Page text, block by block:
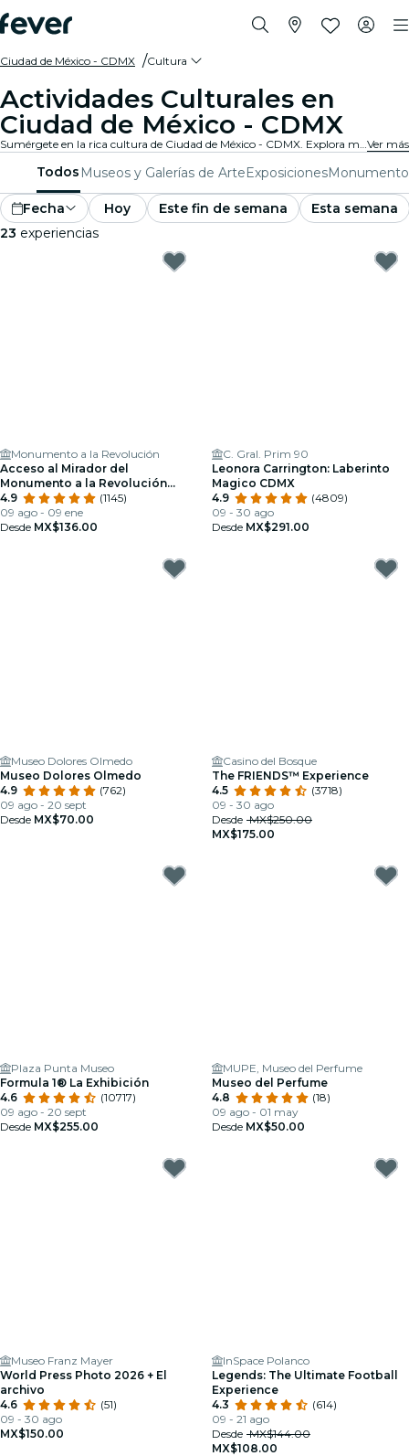
Ciudad de México - CDMX Cultura
Actividades Culturales en
Ciudad de México - CDMX
Sumérgete en la rica cultura de Ciudad de México - CDMX. Explora museos, asiste a exposiciones y participa en eventos culturales que expanden tus horizontes.Ver más
Todos Museos y Galerías de ArteExposiciones
Fecha Hoy Este fin de semana
Esta semana
23 experiencias
Monumento a la Revolución
Acceso al Mirador del
Monumento a la Revolución
Mexicana
4.9
(1145)
09 ago - 09 ene
Desde MX$136.00
C. Gral. Prim 90
Leonora Carrington: Laberinto
Magico CDMX
4.9
(4809)
09 - 30 ago
Desde MX$291.00
Museo Dolores Olmedo
Museo Dolores Olmedo
4.9
(762)
09 ago - 20 sept
Desde MX$70.00
Casino del Bosque
The FRIENDS™ Experience
4.5
(3718)
09 - 30 ago
Desde MX$250.00
MX$175.00
Plaza Punta Museo
Formula 1® La Exhibición
4.6
(10717)
09 ago - 20 sept
Desde MX$255.00
MUPE, Museo del Perfume
Museo del Perfume
4.8
(18)
09 ago - 01 may
Desde MX$50.00
Museo Franz Mayer
World Press Photo 2026 + El
archivo
4.6
(51)
09 - 30 ago
MX$150.00
InSpace Polanco
Legends: The Ultimate Football
Experience
4.3
(614)
09 - 21 ago
Desde MX$144.00
MX$108.00